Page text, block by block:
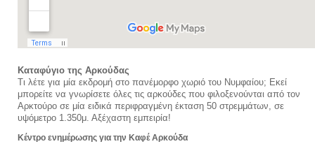
Καταφύγιο της Αρκούδας
Τι λέτε για μία εκδρομή στο πανέμορφο χωριό του Νυμφαίου; Εκεί
μπορείτε να γνωρίσετε όλες τις αρκούδες που φιλοξενούνται από τον
Αρκτούρο σε μία ειδικά περιφραγμένη έκταση 50 στρεμμάτων, σε
υψόμετρο 1.350μ. Αξέχαστη εμπειρία!
Κέντρο ενημέρωσης για την Καφέ Αρκούδα